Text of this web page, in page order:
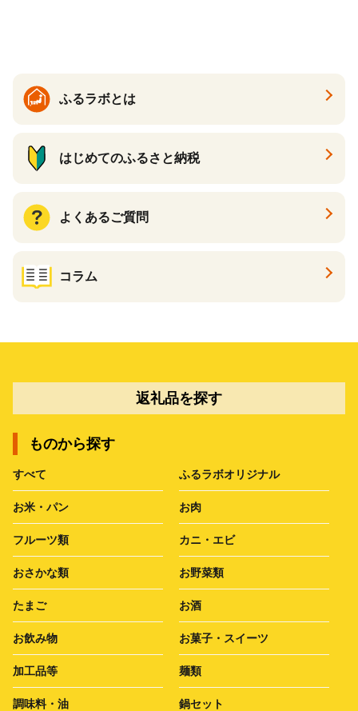
ふるラボとは
はじめてのふるさと納税
よくあるご質問
コラム
返礼品を探す
ものから探す
すべて ふるラボオリジナル
お米・パン お肉
フルーツ類 カニ・エビ
おさかな類 お野菜類
たまご お酒
お飲み物 お菓子・スイーツ
加工品等 麺類
調味料・油 鍋セット